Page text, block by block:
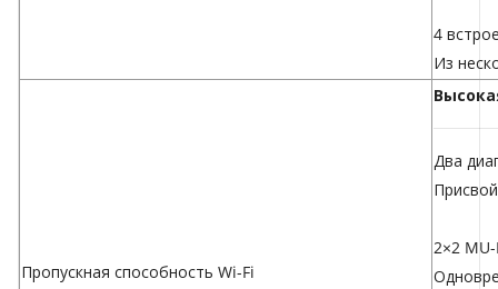
4
Из
Пропускная способность Wi-Fi
Два
2×2